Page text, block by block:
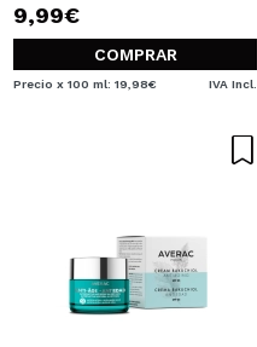
9,99€
COMPRAR
Precio x 100 ml: 19,98€ IVA Incl.